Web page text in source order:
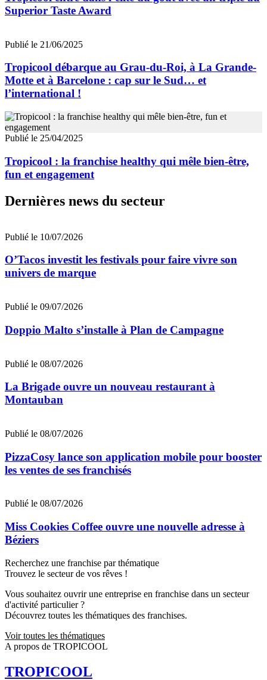
Superior Taste Award
Publié le 21/06/2025
Tropicool débarque au Grau-du-Roi, à La Grande-
Motte et à Barcelone : cap sur le Sud… et
l’international !
Publié le 25/04/2025
Tropicool : la franchise healthy qui mêle bien-être,
fun et engagement
Dernières news du secteur
Publié le 10/07/2026
O’Tacos investit les festivals pour faire vivre son
univers de marque
Publié le 09/07/2026
Doppio Malto s’installe à Plan de Campagne
Publié le 08/07/2026
La Brigade ouvre un nouveau restaurant à
Montauban
Publié le 08/07/2026
PizzaCosy lance son application mobile pour booster
les ventes de ses franchisés
Publié le 08/07/2026
Miss Cookies Coffee ouvre une nouvelle adresse à
Béziers
Recherchez une franchise par thématique
Trouvez le secteur de vos rêves !
Vous souhaitez ouvrir une entreprise en franchise dans un secteur
d'activité particulier ?
Découvrez toutes les thématiques des franchises.
Voir toutes les thématiques
A propos de TROPICOOL
TROPICOOL